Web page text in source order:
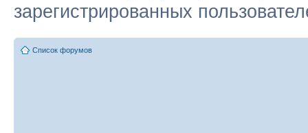
зарегистрированных
Список форумов